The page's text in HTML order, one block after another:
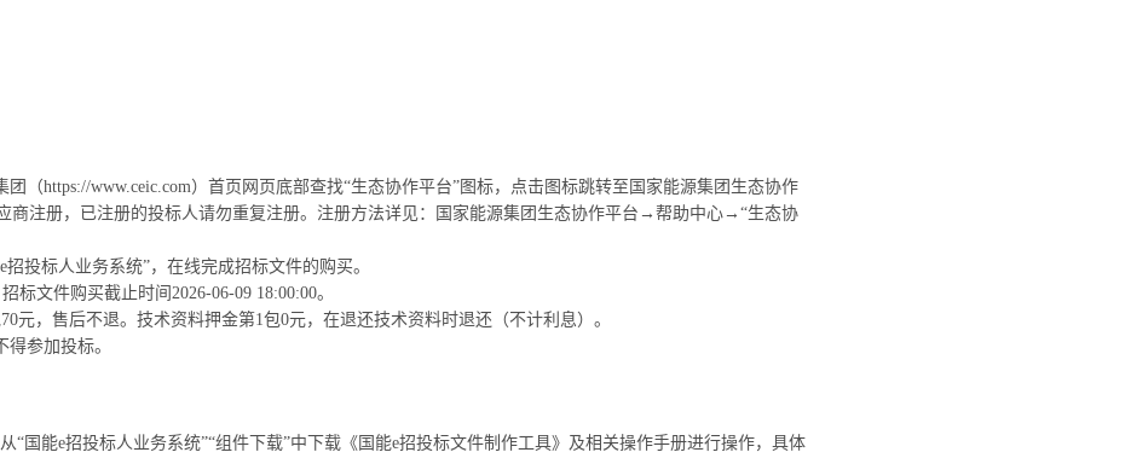
（https://www.ceic.com）首页网页底部查找“生态协作平台”图标，点击图标跳转至国家能源集团生态协作
商注册，已注册的投标人请勿重复注册。注册方法详见：国家能源集团生态协作平台→帮助中心→“生态协
投标人业务系统”，在线完成招标文件的购买。
标文件购买截止时间2026-06-09 18:00:00。
元，售后不退。技术资料押金第1包0元，在退还技术资料时退还（不计利息）。
参加投标。
“国能e招投标人业务系统”“组件下载”中下载《国能e招投标文件制作工具》及相关操作手册进行操作，具体